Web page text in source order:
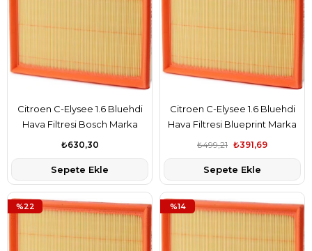
Citroen C-Elysee 1.6 Bluehdi
Hava Filtresi Bosch Marka
9802348680
₺630,30
Sepete Ekle
Citroen C-Elysee 1.6 Bluehdi
Hava Filtresi Blueprint Marka
9802348680
₺391,69
₺499,21
Sepete Ekle
%22 %14